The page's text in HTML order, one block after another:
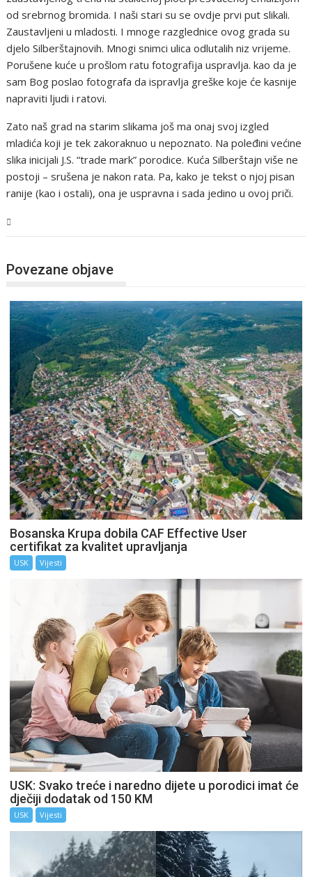
od srebrnog bromida. I naši stari su se ovdje prvi put slikali.
Zaustavljeni u mladosti. I mnoge razglednice ovog grada su
djelo Silberštajnovih. Mnogi snimci ulica odlutalih niz vrijeme.
Porušene kuće u prošlom ratu fotografija uspravlja. kao da je
sam Bog poslao fotografa da ispravlja greške koje će kasnije
napraviti ljudi i ratovi.
Zato naš grad na starim slikama još ma onaj svoj izgled
mladića koji je tek zakoraknuo u nepoznato. Na poleđini većine
slika inicijali J.S. “trade mark” porodice. Kuća Silberštajn više ne
postoji – srušena je nakon rata. Pa, kako je tekst o njoj pisan
ranije (kao i ostali), ona je uspravna i sada jedino u ovoj priči.
Povezane objave
Bosanska Krupa dobila CAF Effective User
certifikat za kvalitet upravljanja
USK Vijesti
USK: Svako treće i naredno dijete u porodici imat će
dječiji dodatak od 150 KM
USK Vijesti